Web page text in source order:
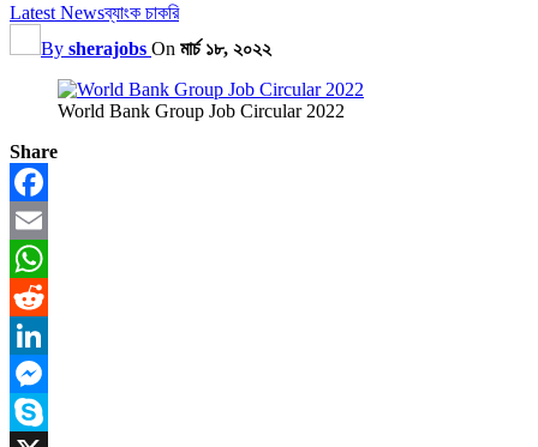
Latest Newsব্যাংক চাকরি
By sherajobs On মার্চ ১৮, ২০২২
World Bank Group Job Circular 2022
Share
Facebook
Email
WhatsApp
Reddit
LinkedIn
Messenger